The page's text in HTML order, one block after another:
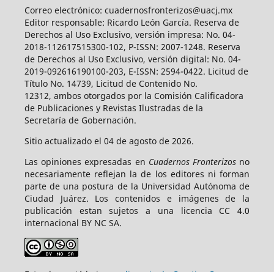
Correo electrónico: cuadernosfronterizos@uacj.mx
Editor responsable: Ricardo León García. Reserva de
Derechos al Uso Exclusivo, versión impresa: No. 04-
2018-112617515300-102, P-ISSN: 2007-1248. Reserva
de Derechos al Uso Exclusivo, versión digital: No. 04-
2019-092616190100-203, E-ISSN: 2594-0422. Licitud de
Título No. 14739, Licitud de Contenido No.
12312, ambos otorgados por la Comisión Calificadora
de Publicaciones y Revistas Ilustradas de la
Secretaría de Gobernación.
Sitio actualizado el 04 de agosto de 2026.
Las opiniones expresadas en Cuadernos Fronterizosno
necesariamente reflejan la de los editores ni forman
parte de una postura de la Universidad Autónoma de
Ciudad Juárez. Los contenidos e imágenes de la
publicación estan sujetos a una licencia CC 4.0
internacional BY NC SA.